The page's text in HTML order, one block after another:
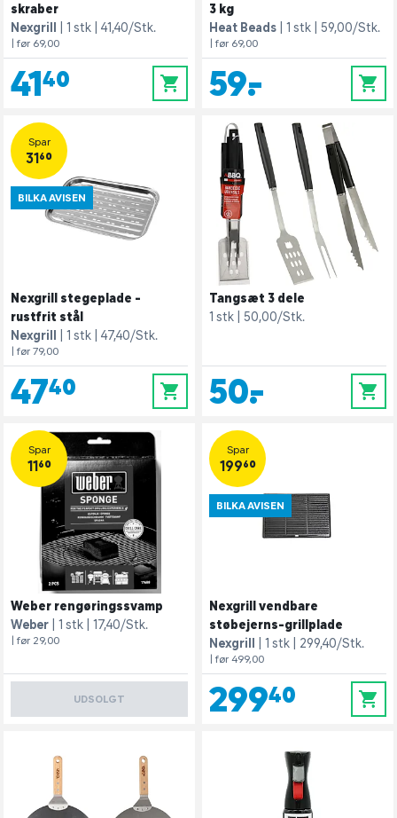
skraber
Nexgrill
1 stk 41,40/Stk.
| før 69,00
41,40 0
3 kg
Heat Beads
1 stk 59,00/Stk.
| før 69,00
59,- 0
Spar
31,60
BILKA AVISEN
Nexgrill stegeplade -
rustfrit stål
Nexgrill
1 stk 47,40/Stk.
| før 79,00
47,40 0
Tangsæt 3 dele
1 stk
50,00/Stk.
50,- 0
Spar
11,60
Weber rengøringssvamp
Weber
1 stk 17,40/Stk.
| før 29,00
UDSOLGT
Spar
199,60
BILKA AVISEN
Nexgrill vendbare
støbejerns-grillplade
Nexgrill
1 stk 299,40/Stk.
| før 499,00
299,40 0